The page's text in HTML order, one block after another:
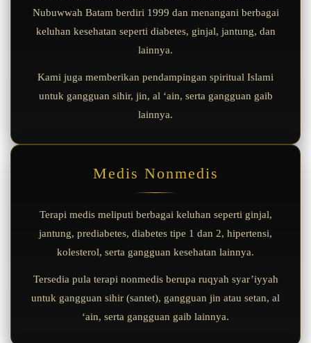
Nubuwwah Batam berdiri 1999 dan menangani berbagai
keluhan kesehatan seperti diabetes, ginjal, jantung, dan
lainnya.
Kami juga memberikan pendampingan spiritual Islami
untuk gangguan sihir, jin, al ‘ain, serta gangguan gaib
lainnya.
Medis Nonmedis
Terapi medis meliputi berbagai keluhan seperti ginjal,
jantung, prediabetes, diabetes tipe 1 dan 2, hipertensi,
kolesterol, serta gangguan kesehatan lainnya.
Tersedia pula terapi nonmedis berupa ruqyah syar’iyyah
untuk gangguan sihir (santet), gangguan jin atau setan, al
‘ain, serta gangguan gaib lainnya.